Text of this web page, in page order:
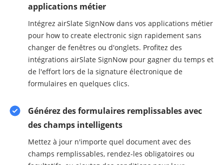
applications métier
Intégrez airSlate SignNow dans vos applications métier
pour how to create electronic sign rapidement sans
changer de fenêtres ou d'onglets. Profitez des
intégrations airSlate SignNow pour gagner du temps et
de l'effort lors de la signature électronique de
formulaires en quelques clics.
Générez des formulaires remplissables avec
des champs intelligents
Mettez à jour n'importe quel document avec des
champs remplissables, rendez-les obligatoires ou